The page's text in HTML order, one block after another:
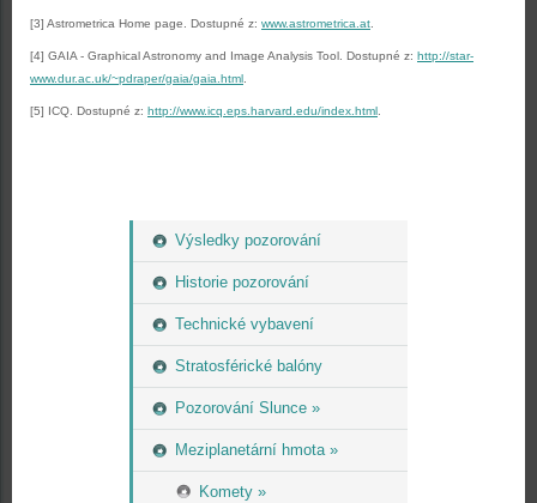
Výsledky pozorování
Historie pozorování
Technické vybavení
Stratosférické balóny
Pozorování Slunce »
Meziplanetární hmota »
Komety »
[3] Astrometrica Home page. Dostupné z: www.astrometrica.at.
[4] GAIA - Graphical Astronomy and Image Analysis Tool. Dostupné z: http://star-
www.dur.ac.uk/~pdraper/gaia/gaia.html .
[5] ICQ. Dostupné z: http://www.icq.eps.harvard.edu/index.html .